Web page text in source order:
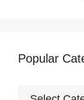
Popular
Popular